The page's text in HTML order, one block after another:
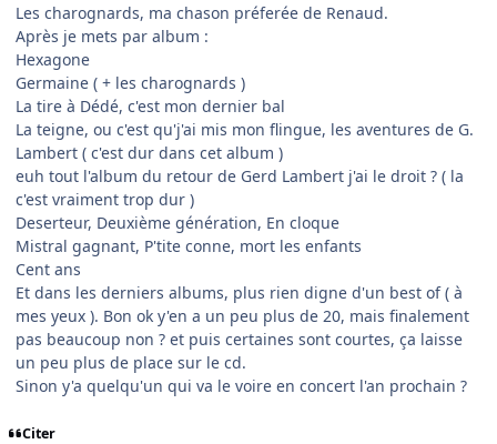
Les charognards, ma chason préferée de Renaud.
Après je mets par album :
Hexagone
Germaine ( + les charognards )
La tire à Dédé, c'est mon dernier bal
La teigne, ou c'est qu'j'ai mis mon flingue, les aventures de G.
Lambert ( c'est dur dans cet album )
euh tout l'album du retour de Gerd Lambert j'ai le droit ? ( la
c'est vraiment trop dur )
Deserteur, Deuxième génération, En cloque
Mistral gagnant, P'tite conne, mort les enfants
Cent ans
Et dans les derniers albums, plus rien digne d'un best of ( à
mes yeux ). Bon ok y'en a un peu plus de 20, mais finalement
pas beaucoup non ? et puis certaines sont courtes, ça laisse
un peu plus de place sur le cd.
Sinon y'a quelqu'un qui va le voire en concert l'an prochain ?
Citer